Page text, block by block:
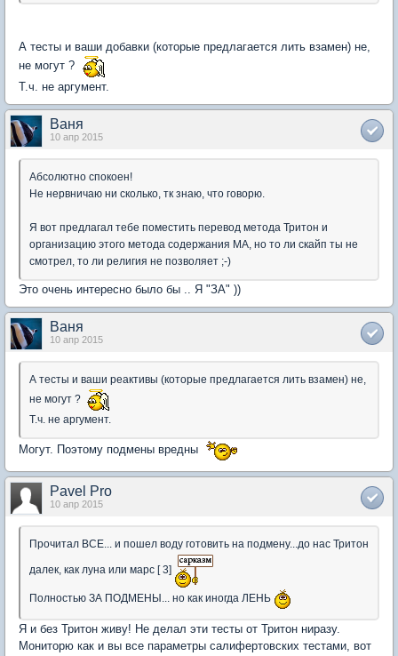
А тесты и ваши добавки (которые предлагается лить взамен) не,
не могут ?
Т.ч. не аргумент.
Ваня
10 апр 2015
Абсолютно спокоен!
Не нервничаю ни сколько, тк знаю, что говорю.
Я вот предлагал тебе поместить перевод метода Тритон и
организацию этого метода содержания МА, но то ли скайп ты не
смотрел, то ли религия не позволяет ;-)
Это очень интересно было бы .. Я "ЗА" ))
Ваня
10 апр 2015
А тесты и ваши реактивы (которые предлагается лить взамен) не,
не могут ?
Т.ч. не аргумент.
Могут. Поэтому подмены вредны
Pavel Pro
10 апр 2015
Прочитал ВСЕ... и пошел воду готовить на подмену...до нас Тритон
далек, как луна или марс [ 3]
Полностью ЗА ПОДМЕНЫ... но как иногда ЛЕНЬ
Я и без Тритон живу! Не делал эти тесты от Тритон ниразу.
Мониторю как и вы все параметры салифертовских тестами, вот